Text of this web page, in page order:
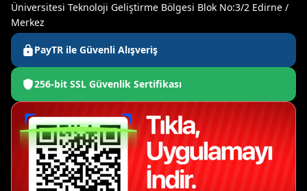
Üniversitesi Teknoloji Geliştirme Bölgesi Blok No:3/2 Edirne /
Merkez
PayTR ile Güvenli Alışveriş
256-bit SSL Güvenlik Sertifikası